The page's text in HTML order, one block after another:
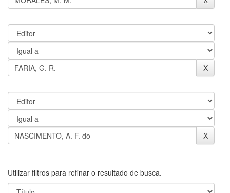
Utilizar filtros para refinar o resultado de busca.